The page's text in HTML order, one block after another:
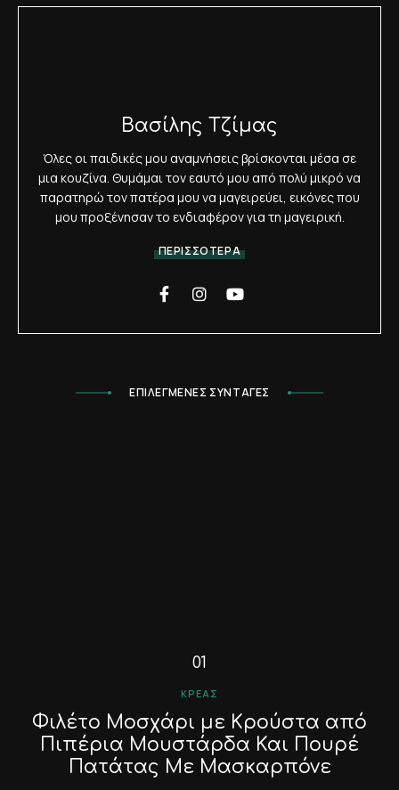
Βασίλης Τζίμας
Όλες οι παιδικές μου αναμνήσεις βρίσκονται μέσα σε
μια κουζίνα. Θυμάμαι τον εαυτό μου από πολύ μικρό να
παρατηρώ τον πατέρα μου να μαγειρεύει, εικόνες που
μου προξένησαν το ενδιαφέρον για τη μαγειρική.
ΠΕΡΙΣΣΟΤΕΡΑ
ΕΠΙΛΕΓΜΕΝΕΣ ΣΥΝΤΑΓΕΣ
ΚΡΈΑΣ
Φιλέτο Μοσχάρι με Κρούστα από
Πιπέρια Μουστάρδα Και Πουρέ
Πατάτας Με Μασκαρπόνε